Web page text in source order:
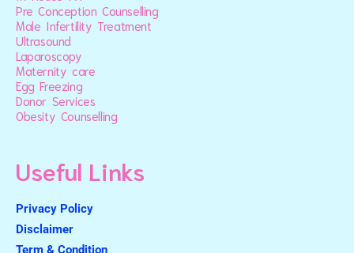
Pre Conception Counselling
Male Infertility Treatment
Ultrasound
Laparoscopy
Maternity care
Egg Freezing
Donor Services
Obesity Counselling
Useful Links
Privacy Policy
Disclaimer
Term & Condition